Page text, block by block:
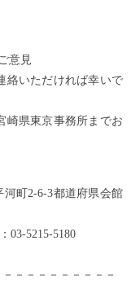
意見
いただければ幸いで
県東京事務所までお
6-3都道府県会館
5215-5180
－－－－－－－－－